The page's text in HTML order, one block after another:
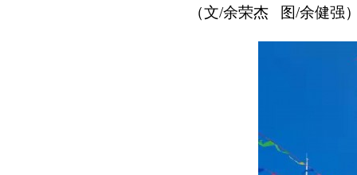
（文/余荣杰 图/余健强